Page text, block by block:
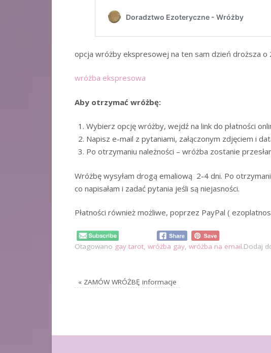
opcja wróżby ekspresowej na ten sam dzień droższa o
wróżba ekspresowa
Aby otrzymać wróżbę:
Wybierz opcję wróżby, wejdź na link do płatności
Napisz e-mail z pytaniami, załączonym zdjęciem i
Po otrzymaniu należności – wróżba zostanie
Wróżbę wysyłam drogą emaliową 2-4 dni. Po
co napisałam i zadać pytania jeśli są niejasności.
Płatności również możliwe, poprzez PayPal (
Otagowano gay tarot, wróżba gay, wróżba na email.Dodaj
« ZAMÓW WRÓŻBĘ informacje